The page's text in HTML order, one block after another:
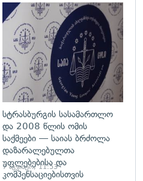
გადახედვა
სტრასბურგის სასამართლო
და 2008 წლის ომის
საქმეები — საიას ბრძოლა
დაზარალებულთა
უფლებებისა და
კომპენსაციებისთვის
7 აგვისტო, 11:53